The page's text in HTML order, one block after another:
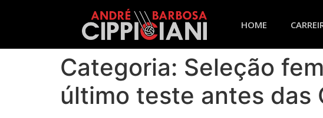
HOME
Categoria: Seleção
último teste antes das